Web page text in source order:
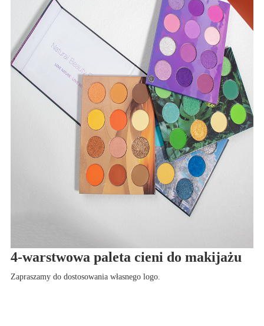
4-warstwowa paleta cieni do makijażu
Zapraszamy do dostosowania własnego logo.